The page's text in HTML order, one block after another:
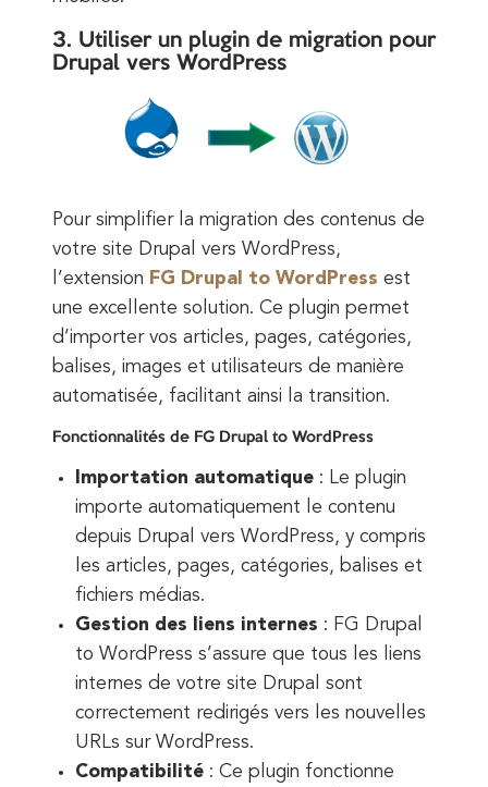
3. Utiliser un plugin de migration pour
Drupal vers WordPress
Pour simplifier la migration des contenus de
votre site Drupal vers WordPress,
l’extension FG Drupal to WordPress est
une excellente solution. Ce plugin permet
d’importer vos articles, pages, catégories,
balises, images et utilisateurs de manière
automatisée, facilitant ainsi la transition.
Fonctionnalités de FG Drupal to WordPress
Importation automatique: Le plugin
importe automatiquement le contenu
depuis Drupal vers WordPress, y compris
les articles, pages, catégories, balises et
fichiers médias.
Gestion des liens internes : FG Drupal
to WordPress s’assure que tous les liens
internes de votre site Drupal sont
correctement redirigés vers les nouvelles
URLs sur WordPress.
Compatibilité: Ce plugin fonctionne